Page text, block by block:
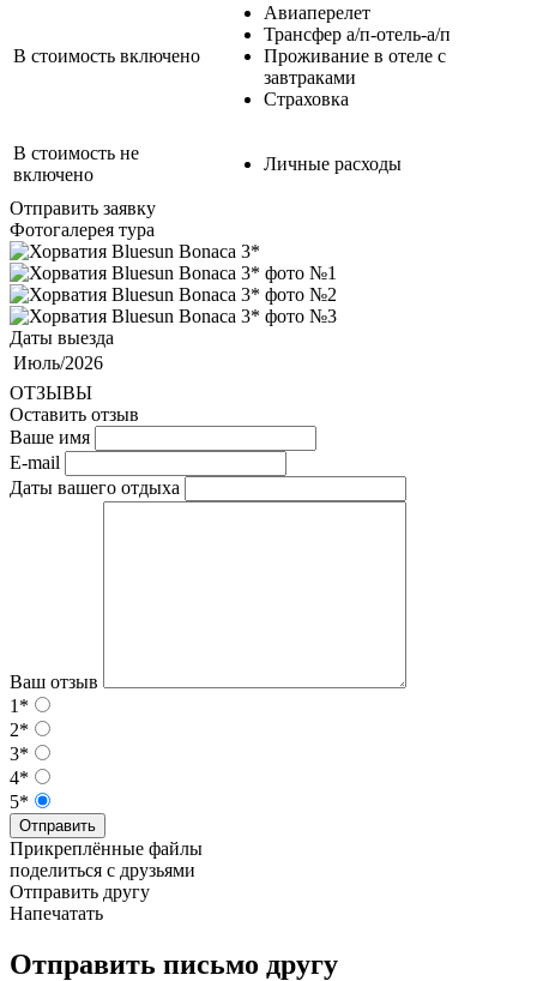
В стоимость включено
Aвиаперелет
Трансфер а/п-отель-а/п
Проживание в отеле с
завтраками
Страховка
В стоимость не
включено
Личные расходы
Отправить заявку
Фотогалерея тура
Даты выезда
Июль/2026
ОТЗЫВЫ
Оставить отзыв
Ваше имя
E-mail
Даты вашего отдыха
Ваш отзыв
1*
2*
3*
4*
5*
Отправить
Прикреплённые файлы
поделиться с друзьями
Отправить другу
Напечатать
Отправить письмо другу